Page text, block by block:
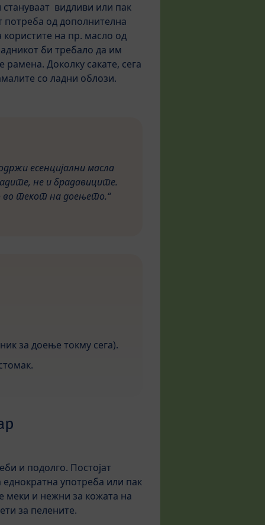
видливи или пак
потреба од дополнителна
на пр. масло од
би требало да им
Доколку сакате, сега
со ладни облози.
есенцијални масла
не и брадавиците.
во текот на доењето.“
за доење токму сега).
и подолго. Постојат
употреба или пак
меки и нежни за кожата на
за пелените.